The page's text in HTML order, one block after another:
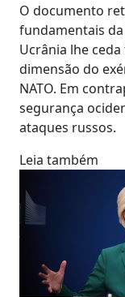
O documento
fundamentais
Ucrânia lhe
dimensão do
NATO. Em
segurança
ataques russos.
Leia também